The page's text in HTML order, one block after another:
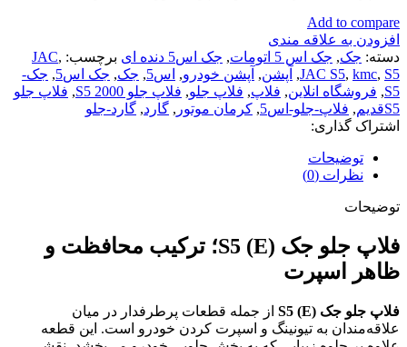
Add to compare
افزودن به علاقه مندی
دسته: جک, جک اس 5 اتومات , جک اس5 دنده ای برچسب: JAC,
JAC S5, kmc, S5
, آپشن, آپشن خودرو, اس5 , جک, جک اس5 , جک-
S5
, فروشگاه انلاین, فلاپ, فلاپ جلو, فلاپ جلو S5 2000 , فلاپ جلو
S5قدیم
, فلاپ-جلو-اس5 , کرمان موتور , گارد, گارد-جلو
اشتراک گذاری:
توضیحات
نظرات (0)
توضیحات
فلاپ جلو جک S5 (E)؛ ترکیب محافظت و
ظاهر اسپرت
فلاپ جلو جک S5 (E)
از جمله قطعات پرطرفدار در میان
علاقه‌مندان به تیونینگ و اسپرت کردن خودرو است. این قطعه